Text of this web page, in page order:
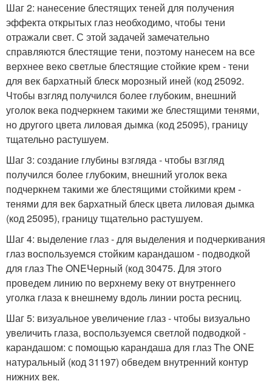
Шаг 2: нанесение блестящих теней для получения
эффекта открытых глаз необходимо, чтобы тени
отражали свет. С этой задачей замечательно
справляются блестящие тени, поэтому нанесем на все
верхнее веко светлые блестящие стойкие крем - тени
для век бархатный блеск морозный иней (код 25092.
Чтобы взгляд получился более глубоким, внешний
уголок века подчеркнем такими же блестящими тенями,
но другого цвета лиловая дымка (код 25095), границу
тщательно растушуем.
Шаг 3: создание глубины взгляда - чтобы взгляд
получился более глубоким, внешний уголок века
подчеркнем такими же блестящими стойкими крем -
тенями для век бархатный блеск цвета лиловая дымка
(код 25095), границу тщательно растушуем.
Шаг 4: выделение глаз - для выделения и подчеркивания
глаз воспользуемся стойким карандашом - подводкой
для глаз The ONEЧерный (код 30475. Для этого
проведем линию по верхнему веку от внутреннего
уголка глаза к внешнему вдоль линии роста ресниц.
Шаг 5: визуальное увеличение глаз - чтобы визуально
увеличить глаза, воспользуемся светлой подводкой -
карандашом: с помощью карандаша для глаз The ONE
натуральный (код 31197) обведем внутренний контур
нижних век.